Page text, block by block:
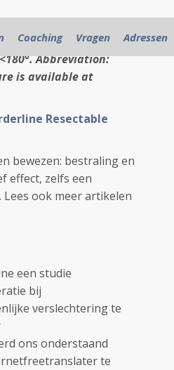
borderline resectable
contact region
Abbreviation:
is available at
Resectable
bewezen: bestraling en
effect, zelfs een
ook meer artikelen
een studie
bij
verslechtering te
ons onderstaand
te
Coaching Vragen Adressen